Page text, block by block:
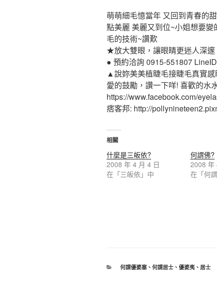
萌萌細毛憶當年 又回到青春的
點美麗 美麗又到位~小姐想要
毛的技術~讚歎
★放大雙眼，讓眼睛更迷人深邃
● 預約洽詢 0915-551807
▲說妳美美植睫毛接睫毛真實
愛的鼓勵，讚一下咩! 喜歡的水
https://www.facebook.com/
痞客邦: http://
相關
什麼是三皈依?
2008 年 4 月 4 日
在「三皈依」中
何謂佛?
2008 年
在「何
何謂優婆塞、 何謂居士、 優婆夷、 居士